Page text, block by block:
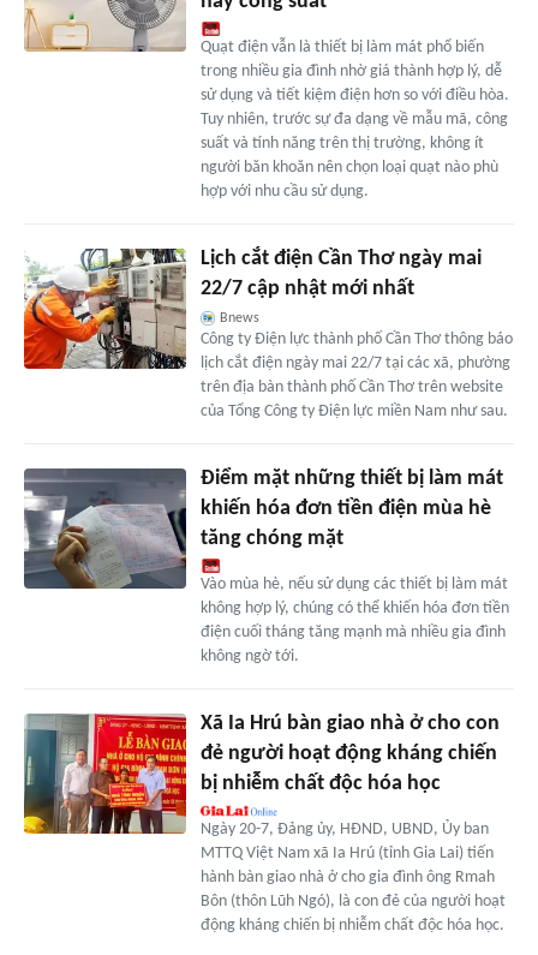
Quạt điện vẫn là thiết bị làm mát phổ biến
trong nhiều gia đình nhờ giá thành hợp lý, dễ
sử dụng và tiết kiệm điện hơn so với điều hòa.
Tuy nhiên, trước sự đa dạng về mẫu mã, công
suất và tính năng trên thị trường, không ít
người băn khoăn nên chọn loại quạt nào phù
hợp với nhu cầu sử dụng.
Lịch cắt điện Cần Thơ ngày mai
22/7 cập nhật mới nhất
Bnews
Công ty Điện lực thành phố Cần Thơ thông báo
lịch cắt điện ngày mai 22/7 tại các xã, phường
trên địa bàn thành phố Cần Thơ trên website
của Tổng Công ty Điện lực miền Nam như sau.
Điểm mặt những thiết bị làm mát
khiến hóa đơn tiền điện mùa hè
tăng chóng mặt
Vào mùa hè, nếu sử dụng các thiết bị làm mát
không hợp lý, chúng có thể khiến hóa đơn tiền
điện cuối tháng tăng mạnh mà nhiều gia đình
không ngờ tới.
Xã Ia Hrú bàn giao nhà ở cho con
đẻ người hoạt động kháng chiến
bị nhiễm chất độc hóa học
Ngày 20-7, Đảng ủy, HĐND, UBND, Ủy ban
MTTQ Việt Nam xã Ia Hrú (tỉnh Gia Lai) tiến
hành bàn giao nhà ở cho gia đình ông Rmah
Bôn (thôn Lũh Ngó), là con đẻ của người hoạt
động kháng chiến bị nhiễm chất độc hóa học.